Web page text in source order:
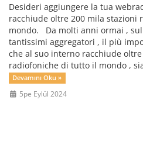
Desideri aggiungere la tua
racchiude oltre 200 mila stazioni
mondo. Da molti anni ormai ,
tantissimi aggregatori , il più
che al suo interno racchiude
radiofoniche di tutto il mondo ,
Devamını Oku »
5pe Eylül 2024